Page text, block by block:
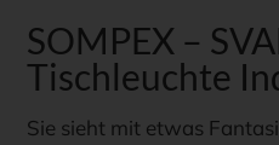
SOMPEX –
Tischleuchte
Sie sieht mit etwas